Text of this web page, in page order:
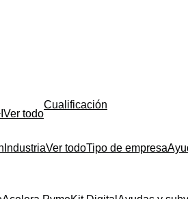
Ver todo
Cualificación
IndustriaVer todoTipo de empresa